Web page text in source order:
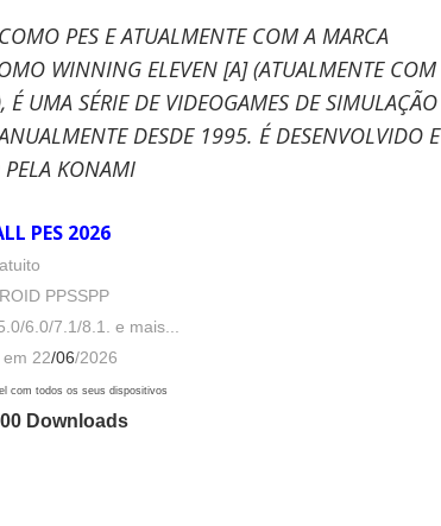
PES E ATUALMENTE COM A MARCA
WINNING ELEVEN [A] (ATUALMENTE COM
UMA SÉRIE DE VIDEOGAMES DE SIMULAÇÃO
DESDE 1995. É DESENVOLVIDO E
KONAMI
PES 2026
PPSSPP
6.0/7.1/8.1. e mais...
22/06/2026
com todos os seus dispositivos
Downloads